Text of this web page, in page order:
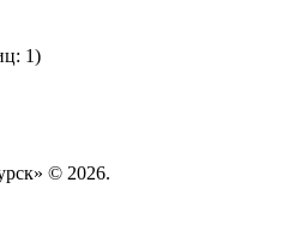
1)
© 2026.